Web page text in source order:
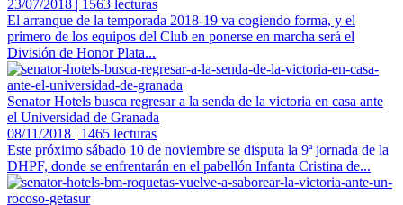
23/07/2018 | 1563 lecturas
El arranque de la temporada 2018-19 va cogiendo forma, y el
primero de los equipos del Club en ponerse en marcha será el
División de Honor Plata...
Senator Hotels busca regresar a la senda de la victoria en casa ante
el Universidad de Granada
08/11/2018 | 1465 lecturas
Este próximo sábado 10 de noviembre se disputa la 9ª jornada de la
DHPF, donde se enfrentarán en el pabellón Infanta Cristina de...